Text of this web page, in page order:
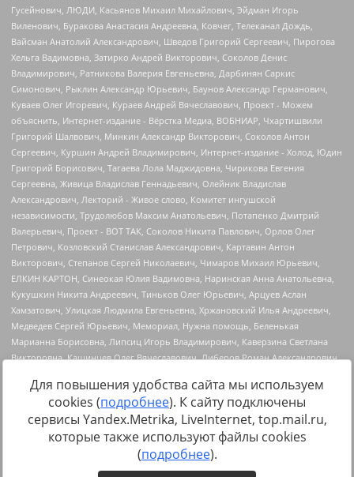
Источник:https://minjust.gov.ru/uploaded/files/reestr-
inostrannyih-agentov-22-03-2024.pdfданные на22.03.2024
Для повышения удобства сайта мы используем
cookies (подробнее). К сайту подключены
сервисы Yandex.Metrika, LiveInternet, top.mail.ru,
которые также используют файлы cookies
(подробнее).